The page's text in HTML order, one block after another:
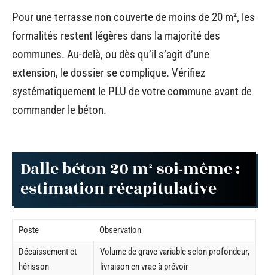
Pour une terrasse non couverte de moins de 20 m², les
formalités restent légères dans la majorité des
communes. Au-delà, ou dès qu’il s’agit d’une
extension, le dossier se complique. Vérifiez
systématiquement le PLU de votre commune avant de
commander le béton.
Dalle béton 20 m² soi-même :
estimation récapitulative
Poste
Observation
Décaissement et
hérisson
Volume de grave variable selon profondeur,
livraison en vrac à prévoir